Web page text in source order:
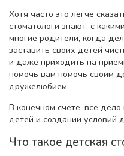
Хотя часто это легче
стоматологи знают, с
многие родители, когда
заставить своих детей
и даже приходить на
помочь вам помочь своим
дружелюбием.
В конечном счете, все
детей и создании условий
Что такое детская